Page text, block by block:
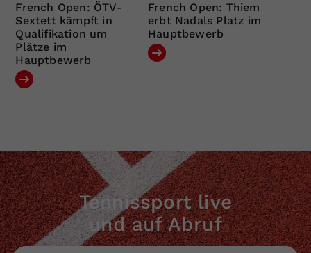
French Open: ÖTV-
Sextett kämpft in
Qualifikation um
Plätze im
Hauptbewerb
French Open: Thiem
erbt Nadals Platz im
Hauptbewerb
Tennissport live
und auf Abruf